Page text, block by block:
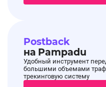
Postback
на Pampadu
Удобный инструмент
большими объемами
трекинговую систему